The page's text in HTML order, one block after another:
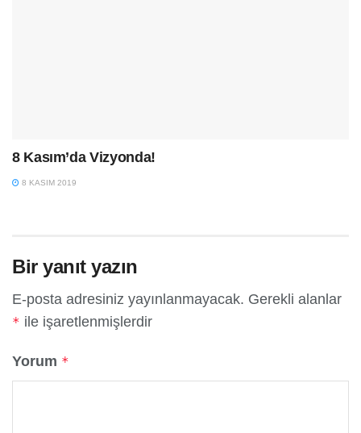
8 Kasım’da Vizyonda!
8 KASIM 2019
Bir yanıt yazın
E-posta adresiniz yayınlanmayacak. Gerekli alanlar
* ile işaretlenmişlerdir
Yorum *